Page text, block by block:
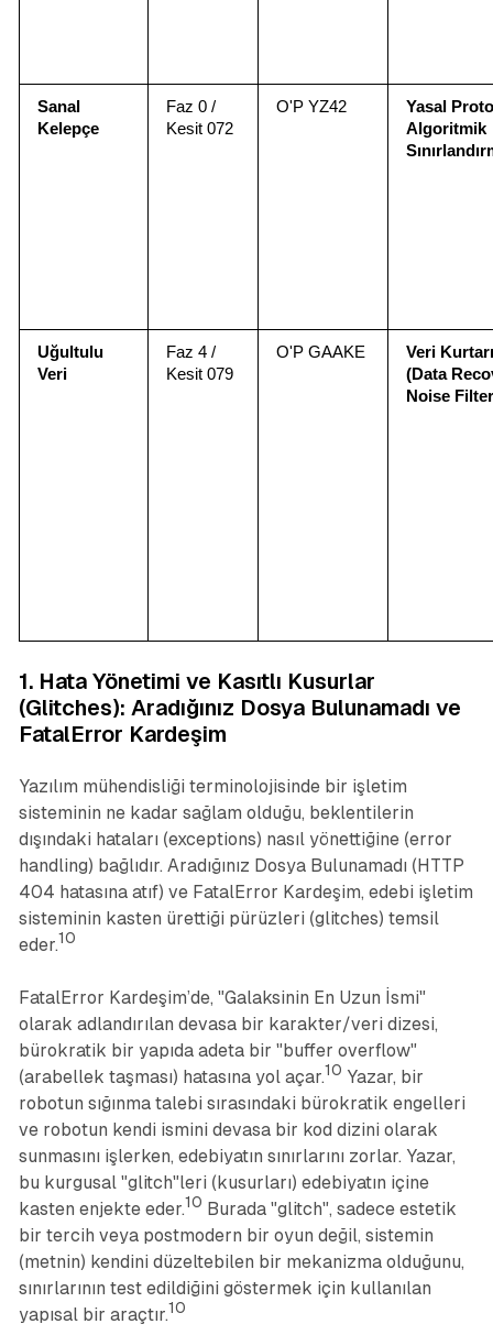
Sanal
Kelepçe
Faz 0 /
Kesit 072
O'P YZ42
Yasal
Algoritmik
Uğultulu
Veri
Faz 4 /
Kesit 079
O'P GAAKE
Veri
(Data
Noise
1. Hata Yönetimi ve Kasıtlı Kusurlar
(Glitches): Aradığınız Dosya Bulunamadı ve
FatalError Kardeşim
Yazılım mühendisliği terminolojisinde bir işletim
sisteminin ne kadar sağlam olduğu, beklentilerin
dışındaki hataları (exceptions) nasıl yönettiğine (error
handling) bağlıdır. Aradığınız Dosya Bulunamadı (HTTP
404 hatasına atıf) ve FatalError Kardeşim, edebi işletim
sisteminin kasten ürettiği pürüzleri (glitches) temsil
eder.10
FatalError Kardeşim’de, "Galaksinin En Uzun İsmi"
olarak adlandırılan devasa bir karakter/veri dizesi,
bürokratik bir yapıda adeta bir "buffer overflow"
(arabellek taşması) hatasına yol açar.10 Yazar, bir
robotun sığınma talebi sırasındaki bürokratik engelleri
ve robotun kendi ismini devasa bir kod dizini olarak
sunmasını işlerken, edebiyatın sınırlarını zorlar. Yazar,
bu kurgusal "glitch"leri (kusurları) edebiyatın içine
kasten enjekte eder.10 Burada "glitch", sadece estetik
bir tercih veya postmodern bir oyun değil, sistemin
(metnin) kendini düzeltebilen bir mekanizma olduğunu,
sınırlarının test edildiğini göstermek için kullanılan
yapısal bir araçtır.10